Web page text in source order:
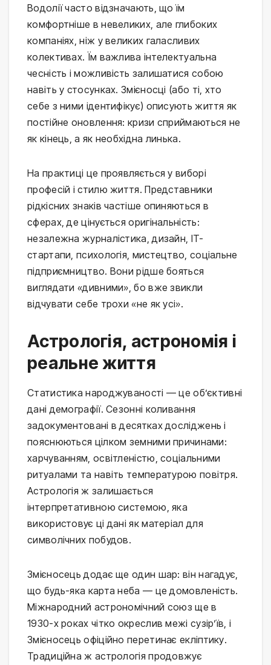
Водолії часто відзначають, що їм
комфортніше в невеликих, але глибоких
компаніях, ніж у великих галасливих
колективах. Їм важлива інтелектуальна
чесність і можливість залишатися собою
навіть у стосунках. Змієносці (або ті, хто
себе з ними ідентифікує) описують життя як
постійне оновлення: кризи сприймаються не
як кінець, а як необхідна линька.
На практиці це проявляється у виборі
професій і стилю життя. Представники
рідкісних знаків частіше опиняються в
сферах, де цінується оригінальність:
незалежна журналістика, дизайн, IT-
стартапи, психологія, мистецтво, соціальне
підприємництво. Вони рідше бояться
виглядати «дивними», бо вже звикли
відчувати себе трохи «не як усі».
Астрологія, астрономія і
реальне життя
Статистика народжуваності — це об’єктивні
дані демографії. Сезонні коливання
задокументовані в десятках досліджень і
пояснюються цілком земними причинами:
харчуванням, освітленістю, соціальними
ритуалами та навіть температурою повітря.
Астрологія ж залишається
інтерпретативною системою, яка
використовує ці дані як матеріал для
символічних побудов.
Змієносець додає ще один шар: він нагадує,
що будь-яка карта неба — це домовленість.
Міжнародний астрономічний союз ще в
1930-х роках чітко окреслив межі сузір’їв, і
Змієносець офіційно перетинає екліптику.
Традиційна ж астрологія продовжує